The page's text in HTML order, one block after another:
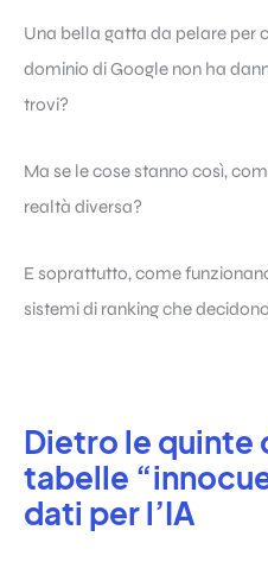
Una bella gatta da pelare per
dominio di Google non ha
trovi?
Ma se le cose stanno così,
realtà diversa?
E soprattutto, come
sistemi di ranking che
Dietro le quinte
tabelle
dati per l’IA